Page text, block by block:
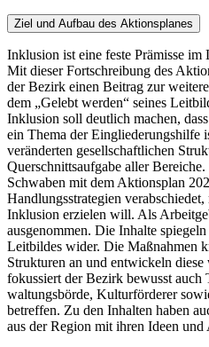
Ziel und Aufbau des Aktionsplanes
Inklusion ist eine feste Prämisse
Mit dieser Fortschreibung des
der Bezirk einen Beitrag zur
dem „Gelebt werden“ seines
Inklusion soll deutlich machen,
ein Thema der Eingliederungshilfe
veränderten gesellschaftlichen
Querschnittsaufgabe aller
Schwaben mit dem Aktionsplan
Handlungsstrategien
Inklusion erzielen will. Als
ausgenommen. Die Inhalte
Leitbildes wider. Die Maßnahmen
Strukturen an und entwickeln
fokussiert der Bezirk bewusst
waltungsbörde, Kulturförderer
betreffen. Zu den Inhalten haben
aus der Region mit ihren Ideen und